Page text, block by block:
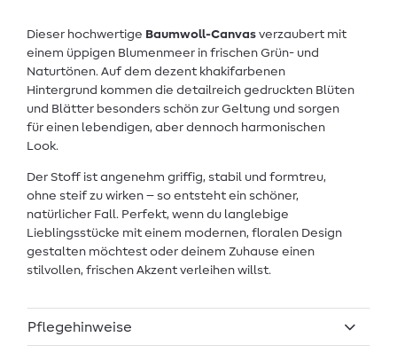
Dieser hochwertige Baumwoll-Canvas verzaubert mit
einem üppigen Blumenmeer in frischen Grün- und
Naturtönen. Auf dem dezent khakifarbenen
Hintergrund kommen die detailreich gedruckten Blüten
und Blätter besonders schön zur Geltung und sorgen
für einen lebendigen, aber dennoch harmonischen
Look.
Der Stoff ist angenehm griffig, stabil und formtreu,
ohne steif zu wirken – so entsteht ein schöner,
natürlicher Fall. Perfekt, wenn du langlebige
Lieblingsstücke mit einem modernen, floralen Design
gestalten möchtest oder deinem Zuhause einen
stilvollen, frischen Akzent verleihen willst.
Pflegehinweise